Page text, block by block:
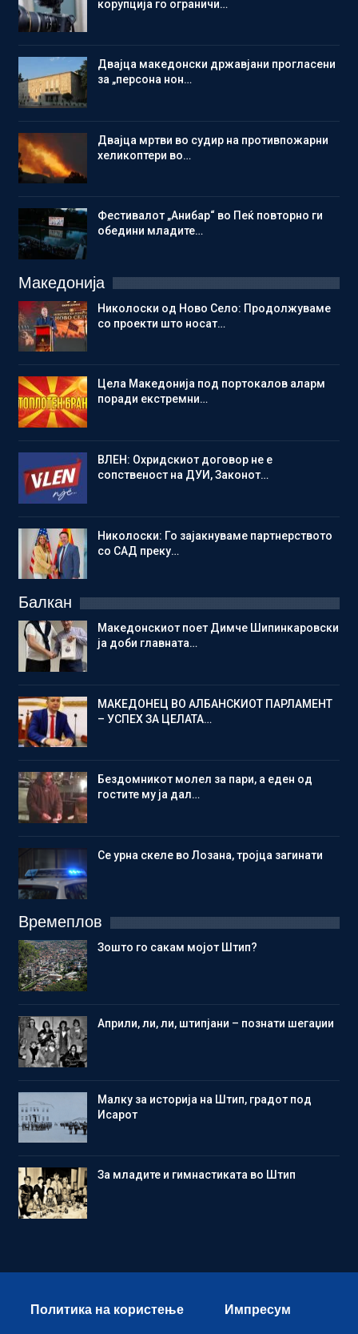
корупција го ограничи…
Двајца македонски државјани прогласени
за „персона нон…
Двајца мртви во судир на противпожарни
хеликоптери во…
Фестивалот „Анибар“ во Пеќ повторно ги
обедини младите…
Македонија
Николоски од Ново Село: Продолжуваме
со проекти што носат…
Цела Македонија под портокалов аларм
поради екстремни…
ВЛЕН: Охридскиот договор не е
сопственост на ДУИ, Законот…
Николоски: Го зајакнуваме партнерството
со САД преку…
Балкан
Македонскиот поет Димче Шипинкаровски
ја доби главната…
МАКЕДОНЕЦ ВО АЛБАНСКИОТ ПАРЛАМЕНТ
– УСПЕХ ЗА ЦЕЛАТА…
Бездомникот молел за пари, а еден од
гостите му ја дал…
Се урна скеле во Лозана, тројца загинати
Времеплов
Зошто го сакам мојот Штип?
Aприли, ли, ли, штипјани – познати шегаџии
Малку за историја на Штип, градот под
Исарот
Зa младите и гимнастиката во Штип
Политика на користење Импресум